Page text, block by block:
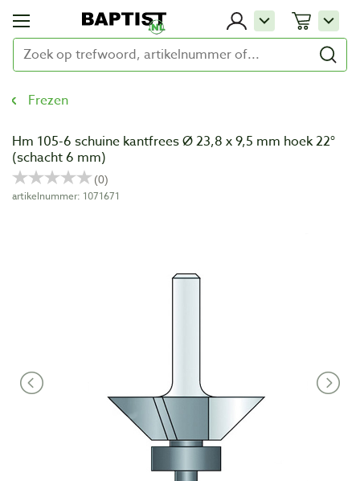
Frezen
Hm 105-6 schuine kantfrees Ø 23,8 x 9,5 mm hoek 22°
(schacht 6 mm)
artikelnummer: 1071671